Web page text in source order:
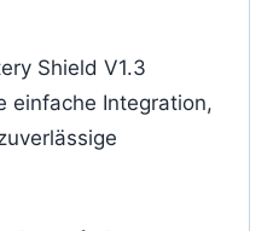
Shield V1.3
einfache Integration,